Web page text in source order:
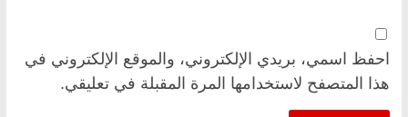
احفظ اسمي، بريدي الإلكتروني، والموقع الإلكتروني في
هذا المتصفح لاستخدامها المرة المقبلة في تعليقي.